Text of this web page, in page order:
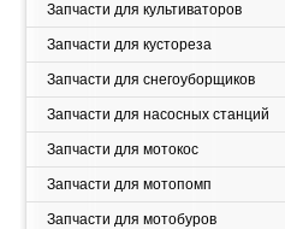
Запчасти для культиваторов
Запчасти для кустореза
Запчасти для снегоуборщиков
Запчасти для насосных станций
Запчасти для мотокос
Запчасти для мотопомп
Запчасти для мотобуров